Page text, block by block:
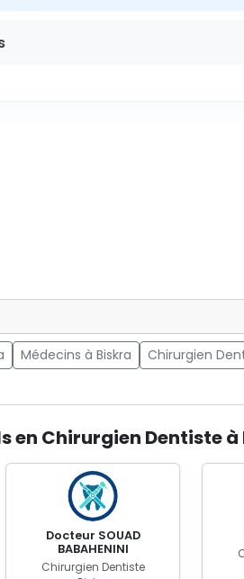
Médecins à Biskra Chirurgien
en Chirurgien Dentiste à
Docteur SOUAD
BABAHENINI
Chirurgien Dentiste